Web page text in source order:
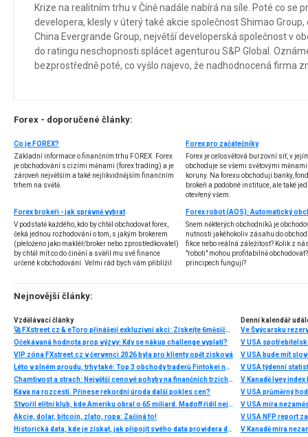
Krize na realitním trhu v Číně nadále nabírá na síle. Poté co se
developera, klesly v úterý také akcie společnost Shimao
China Evergrande Group, největší developerská společnost v
do ratingu neschopnosti splácet agenturou S&P Global.
bezprostředně poté, co vyšlo najevo, že nadhodnocená firma
Forex - doporučené články:
Co je FOREX?
Základní informace o finančním trhu FOREX. Forex
je obchodování s cizími měnami (forex trading) a je
zároveň největším a také nejlikvidnějším finančním
trhem na světě.
Forex pro začátečníky
Forex je celosvětová burzovní síť, v
obchoduje se všemi světovými
koruny. Na forexu obchodují banky,
brokeři a podobné instituce, ale také
otevřený všem.
Forex brokeři - jak správně vybrat
V podstatě každého, kdo by chtěl obchodovat forex,
čeká jednou rozhodování o tom, s jakým brokerem
(přeloženo jako makléř/broker nebo zprostředkovatel)
by chtěl mít co do činění a svěřil mu své finance
určené k obchodování. Velmi rád bych vám přiblížil
několik příkladů nejznámějších z nich.
Snem některých obchodníků je
nutnosti jakéhokoliv zásahu do
fikce nebo reálná záležitost? Kolik z
"roboti" mohou profitabilně
principech fungují?
Nejnovější články:
Vzdělávací články
🚀 FXstreet.cz & eToro přinášejí exkluzivní akci: Získejte 6měsíční členství ve VIP zóně ZDARMA
Očekávaná hodnota prop výzvy: Kdy se nákup challenge vyplatí?
VIP zóna FXstreet.cz v červenci 2026 byla pro klienty opět zisková
Léto v plném proudu, trhy také: Top 3 obchody traderů Fintokei na indexech a zlatě
Chamtivost a strach: Největší cenové pohyby na finančních trzích (červenec 2026)
Káva na rozcestí. Přinese rekordní úroda další pokles cen?
Stvořil elitní klub, kde Ameriku obral o 65 miliard. Madoff řídil největší Ponzi dějin
Akcie, dolar, bitcoin, zlato, ropa: Začíná to!
Historická data, kde je získat, jak připojit svého data providera do MultiCharts a proč je budeme potřebovat? (4. díl)
Denní kalendář
Ve Švýcarsku
V USA
V USA bude mít
V USA týdenní
V Kanadě Ivey index
V USA průměrný
V USA míra
V USA NFP report
V Kanadě míra